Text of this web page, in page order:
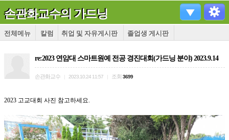
손관화교수의 가드닝
전체메뉴 칼럼 취업 및 자유게시판 졸업생 게시판
re:2023 연암대 스마트원예 전공 경진대회(가드닝 분야) 2023.9.14
손관화교수 2023.10.24 11:57 조회 3699
2023 고교대회 사진 참고하세요.